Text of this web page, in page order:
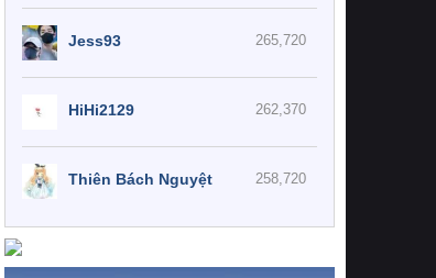
265,720
Jess93
262,370
HiHi2129
258,720
Thiên Bách Nguyệt